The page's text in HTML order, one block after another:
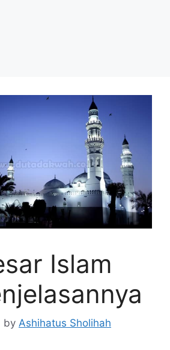
Islam
by Ashihatus Sholihah